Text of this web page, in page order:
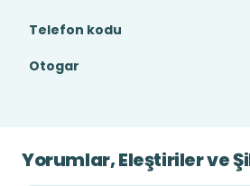
Telefon kodu
Otogar
Yorumlar, Eleştiriler ve